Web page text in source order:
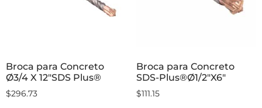
Broca para Concreto
Ø3/4 X 12″SDS Plus®
$296.73
Broca para Concreto
SDS-Plus®Ø1/2″X6″
$111.15